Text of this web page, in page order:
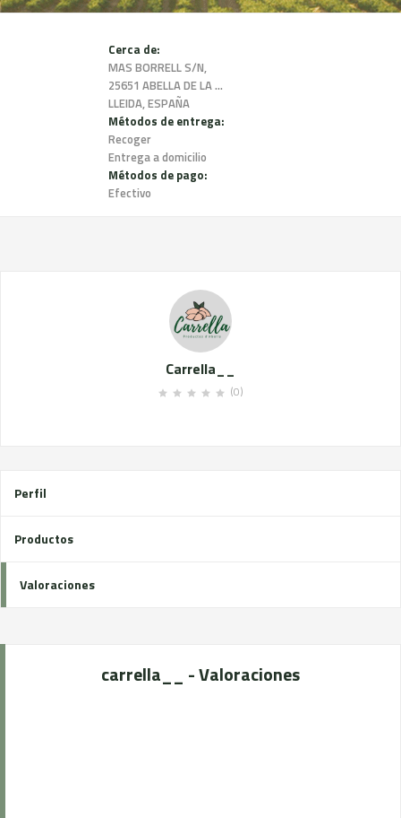
Cerca de:
MAS BORRELL S/N,
25651 ABELLA DE LA CONCA,
LLEIDA, ESPAÑA
Métodos de entrega:
Recoger
Entrega a domicilio
Métodos de pago:
Efectivo
Carrella__
(0)
Perfil
Productos
Valoraciones
carrella__ - Valoraciones